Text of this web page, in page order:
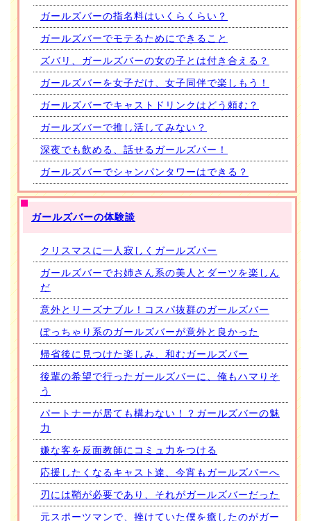
ガールズバーの指名料はいくらくらい？
ガールズバーでモテるためにできること
ズバリ、ガールズバーの女の子とは付き合える？
ガールズバーを女子だけ、女子同伴で楽しもう！
ガールズバーでキャストドリンクはどう頼む？
ガールズバーで推し活してみない？
深夜でも飲める、話せるガールズバー！
ガールズバーでシャンパンタワーはできる？
ガールズバーの体験談
クリスマスに一人寂しくガールズバー
ガールズバーでお姉さん系の美人とダーツを楽しん
だ
意外とリーズナブル！コスパ抜群のガールズバー
ぽっちゃり系のガールズバーが意外と良かった
帰省後に見つけた楽しみ、和むガールズバー
後輩の希望で行ったガールズバーに、俺もハマりそ
う
パートナーが居ても構わない！？ガールズバーの魅
力
嫌な客を反面教師にコミュ力をつける
応援したくなるキャスト達、今宵もガールズバーへ
刃には鞘が必要であり、それがガールズバーだった
元スポーツマンで、挫けていた僕を癒したのがガー